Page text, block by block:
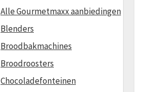
Alle Gourmetmaxx aanbiedingen
Blenders
Broodbakmachines
Broodroosters
Chocoladefonteinen